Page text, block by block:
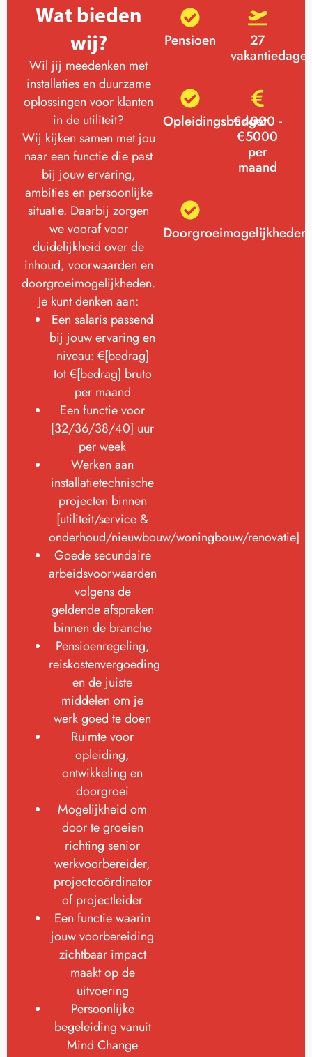
Wat bieden
wij?
Wil jij meedenken met
installaties en duurzame
oplossingen voor klanten
in de utiliteit?
Wij kijken samen met jou
naar een functie die past
bij jouw ervaring,
ambities en persoonlijke
situatie. Daarbij zorgen
we vooraf voor
duidelijkheid over de
inhoud, voorwaarden en
doorgroeimogelijkheden.
Je kunt denken aan:
Een salaris passend
bij jouw ervaring en
niveau: €[bedrag]
tot €[bedrag] bruto
per maand
Een functie voor
[32/36/38/40] uur
per week
Werken aan
installatietechnische
projecten binnen
[utiliteit/service &
onderhoud/nieuwbouw/woningbouw/renovatie]
Goede secundaire
arbeidsvoorwaarden
volgens de
geldende afspraken
binnen de branche
Pensioenregeling,
reiskostenvergoeding
en de juiste
middelen om je
werk goed te doen
Ruimte voor
opleiding,
ontwikkeling en
doorgroei
Mogelijkheid om
door te groeien
richting senior
werkvoorbereider,
projectcoördinator
of projectleider
Een functie waarin
jouw voorbereiding
zichtbaar impact
maakt op de
uitvoering
Persoonlijke
begeleiding vanuit
Mind Change
Pensioen
27
Opleidingsbudget
€4000 -
€5000
per
maand
Doorgroeimogelijkheden